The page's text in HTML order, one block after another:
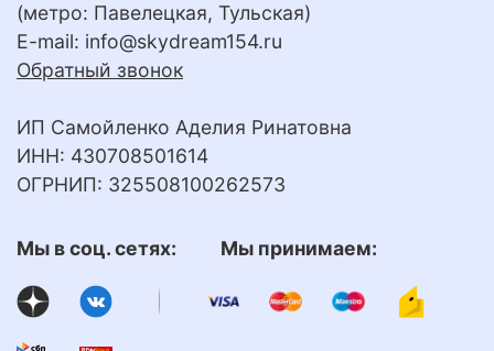
(метро: Павелецкая, Тульская)
E-mail: info@skydream154.ru
Обратный звонок
ИП Самойленко Аделия Ринатовна
ИНН: 430708501614
ОГРНИП: 325508100262573
Мы в соц. сетях: Мы принимаем: